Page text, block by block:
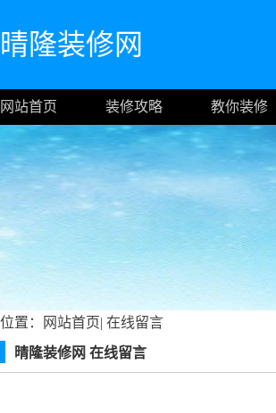
晴隆装修网
网站首页 装修攻略 教你装修
位置： 网站首页| 在线留言
晴隆装修网 在线留言